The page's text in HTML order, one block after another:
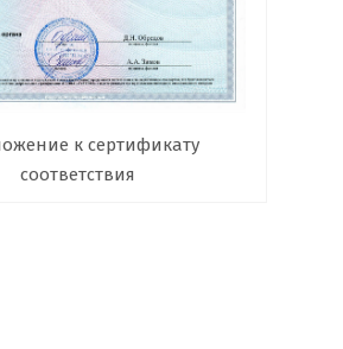
к сертификату
соответствия